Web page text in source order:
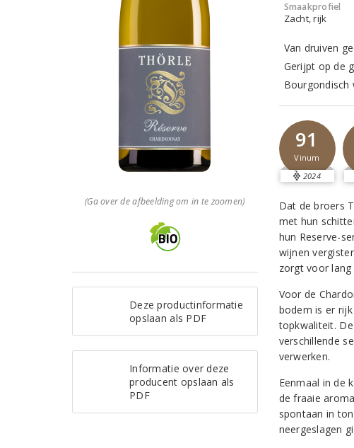
(Ga over de afbeelding om in te zoomen)
Deze productinformatie
opslaan als PDF
Informatie over deze
producent opslaan als
PDF
Smaakprofiel
Zacht, rijk
Van druiven
Gerijpt op de
Bourgondisch
91
Vinum
2024
Dat de broers
met hun
hun Reserve-
wijnen
zorgt voor
Voor de
bodem is er
topkwaliteit.
verschillende
verwerken.
Eenmaal in de
de fraaie
spontaan in
neergeslagen